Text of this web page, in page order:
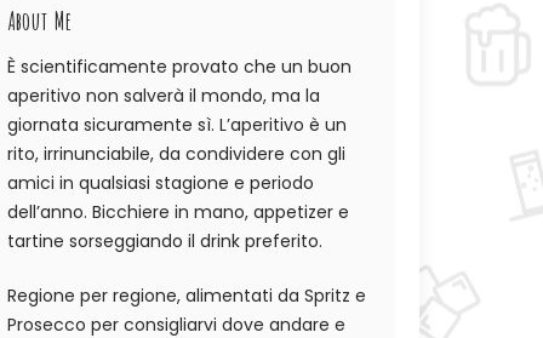
About Me
È scientificamente provato che un buon
aperitivo non salverà il mondo, ma la
giornata sicuramente sì. L’aperitivo è un
rito, irrinunciabile, da condividere con gli
amici in qualsiasi stagione e periodo
dell’anno. Bicchiere in mano, appetizer e
tartine sorseggiando il drink preferito.
Regione per regione, alimentati da Spritz e
Prosecco per consigliarvi dove andare e